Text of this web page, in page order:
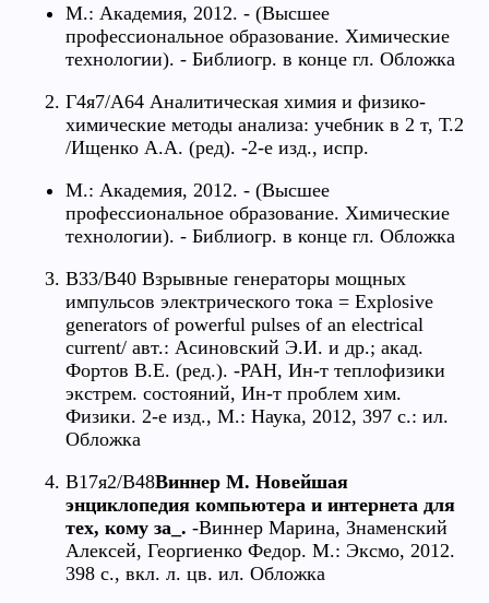
М.: Академия, 2012. - (Высшее
профессиональное образование. Химические
технологии). - Библиогр. в конце гл. Обложка
Г4я7/А64 Аналитическая химия и физико-
химические методы анализа: учебник в 2 т, Т.2
/Ищенко А.А. (ред). -2-е изд., испр.
М.: Академия, 2012. - (Высшее
профессиональное образование. Химические
технологии). - Библиогр. в конце гл. Обложка
В33/В40 Взрывные генераторы мощных
импульсов электрического тока = Explosive
generators of powerful pulses of an electrical
current/ авт.: Асиновский Э.И. и др.; акад.
Фортов В.Е. (ред.). -РАН, Ин-т теплофизики
экстрем. состояний, Ин-т проблем хим.
Физики. 2-е изд., М.: Наука, 2012, 397 с.: ил.
Обложка
В17я2/В48Виннер М. Новейшая
энциклопедия компьютера и интернета для
тех, кому за_. -Виннер Марина, Знаменский
Алексей, Георгиенко Федор. М.: Эксмо, 2012.
398 с., вкл. л. цв. ил. Обложка